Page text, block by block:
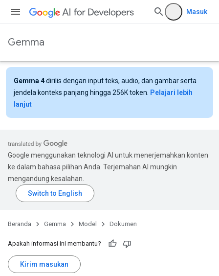
Masuk
Gemma
Gemma 4dirilis dengan input teks, audio, dan gambar serta
jendela konteks panjang hingga 256K token.
Pelajari lebih
lanjut
Google menggunakan teknologi AI untuk menerjemahkan konten
ke dalam bahasa pilihan Anda. Terjemahan AI mungkin
mengandung kesalahan.
Beranda Gemma Model Dokumen
Apakah informasi ini membantu?
Kirim masukan